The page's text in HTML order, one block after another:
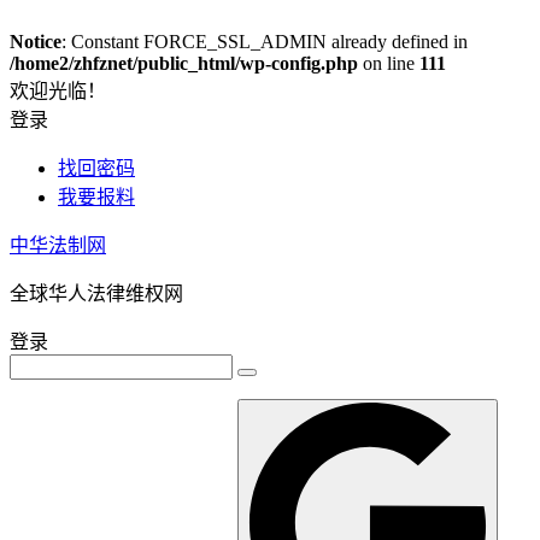
Notice: Constant FORCE_SSL_ADMIN already defined in
/home2/zhfznet/public_html/wp-config.php on line 111
欢迎光临！
登录
找回密码
我要报料
中华法制网
全球华人法律维权网
登录